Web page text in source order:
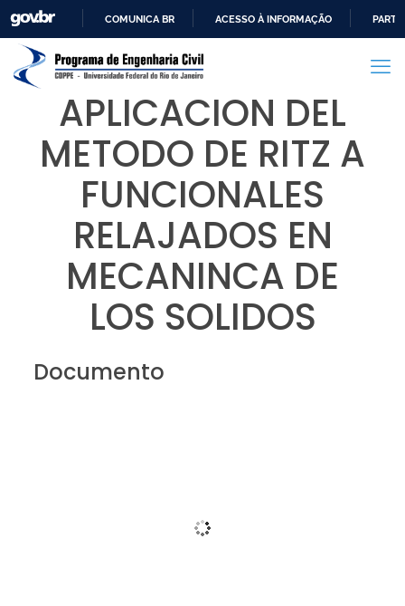
PARA
CONTEÚDO
COMUNICA BR ACESSO À INFORMAÇÃO
APLICACION DEL
METODO DE RITZ A
FUNCIONALES
RELAJADOS EN
MECANINCA DE
LOS SOLIDOS
Documento